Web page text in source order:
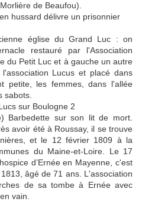
de Beaufou).
hussard délivre un prisonnier
église du Grand Luc : on
restauré par l'Association
du Petit Luc et à gauche un autre
Lucus et placé dans
petite, les femmes, dans l'allée
sabots.
Barbedette sur son lit de mort.
avoir été à Roussay, il se trouve
et le 12 février 1809 à la
du Maine-et-Loire. Le 17
d’Ernée en Mayenne, c'est
âgé de 71 ans. L'association
de sa tombe à Ernée avec
vain.